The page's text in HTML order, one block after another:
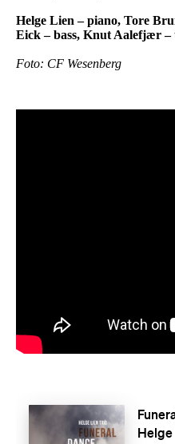
Helge Lien – piano, Tore
Eick – bass, Knut Aalefjær –
Foto: CF Wesenberg